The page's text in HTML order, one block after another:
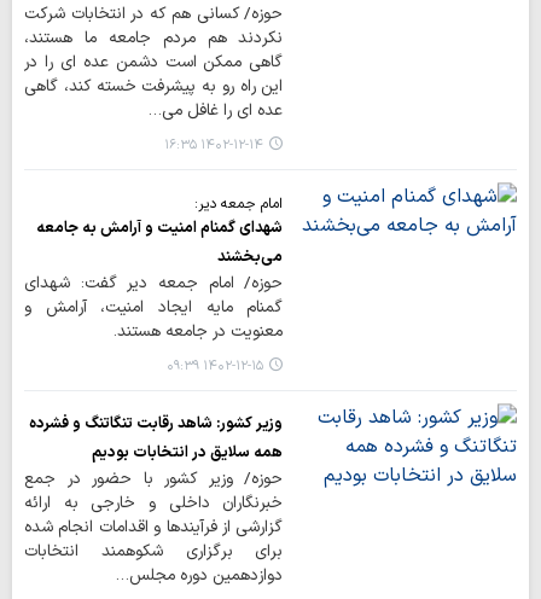
حوزه/ کسانی هم که در انتخابات شرکت
نکردند هم مردم جامعه ما هستند،
گاهی ممکن است دشمن عده ای را در
این راه رو به پیشرفت خسته کند، گاهی
عده ای را غافل می…
۱۴۰۲-۱۲-۱۴ ۱۶:۳۵
امام جمعه دیر:
شهدای گمنام امنیت و آرامش به جامعه
می‌بخشند
حوزه/ امام جمعه دیر گفت: شهدای
گمنام مایه ایجاد امنیت، آرامش و
معنویت در جامعه هستند.
۱۴۰۲-۱۲-۱۵ ۰۹:۳۹
وزیر کشور: شاهد رقابت تنگاتنگ و فشرده
همه سلایق در انتخابات بودیم
حوزه/ وزیر کشور با حضور در جمع
خبرنگاران داخلی و خارجی به ارائه
گزارشی از فرآیندها و اقدامات انجام شده
برای برگزاری شکوهمند انتخابات
دوازدهمین دوره مجلس…